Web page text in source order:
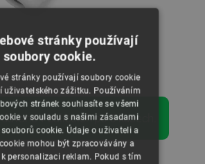
v balíčcích po 5 kusech.
stránky používají
soubory cookie.
stránky používají soubory cookie
uživatelského zážitku. Používáním
stránek souhlasíte se všemi
v souladu s našimi zásadami
cookie. Údaje o uživateli a
mohou být zpracovávány a
personalizaci reklam. Pokud s tím